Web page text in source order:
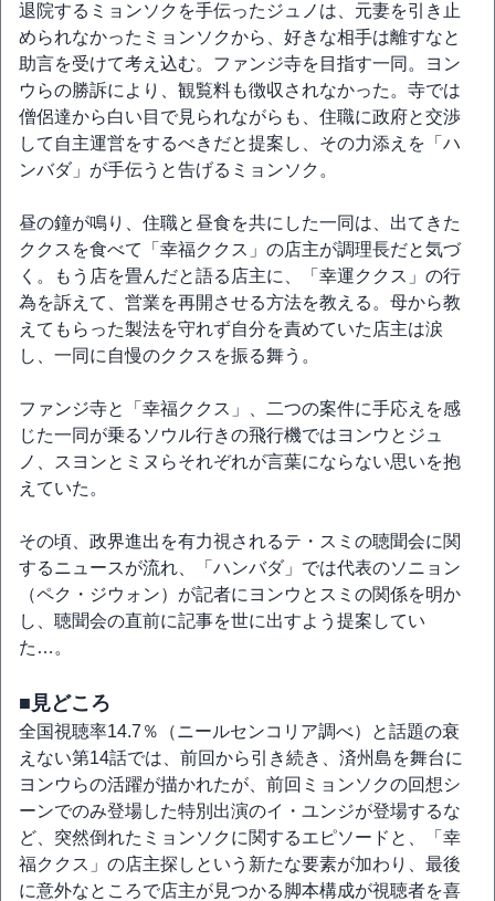
退院するミョンソクを手伝ったジュノは、元妻を引き止
められなかったミョンソクから、好きな相手は離すなと
助言を受けて考え込む。ファンジ寺を目指す一同。ヨン
ウらの勝訴により、観覧料も徴収されなかった。寺では
僧侶達から白い目で見られながらも、住職に政府と交渉
して自主運営をするべきだと提案し、その力添えを「ハ
ンバダ」が手伝うと告げるミョンソク。
昼の鐘が鳴り、住職と昼食を共にした一同は、出てきた
ククスを食べて「幸福ククス」の店主が調理長だと気づ
く。もう店を畳んだと語る店主に、「幸運ククス」の行
為を訴えて、営業を再開させる方法を教える。母から教
えてもらった製法を守れず自分を責めていた店主は涙
し、一同に自慢のククスを振る舞う。
ファンジ寺と「幸福ククス」、二つの案件に手応えを感
じた一同が乗るソウル行きの飛行機ではヨンウとジュ
ノ、スヨンとミヌらそれぞれが言葉にならない思いを抱
えていた。
その頃、政界進出を有力視されるテ・スミの聴聞会に関
するニュースが流れ、「ハンバダ」では代表のソニョン
（ペク・ジウォン）が記者にヨンウとスミの関係を明か
し、聴聞会の直前に記事を世に出すよう提案してい
た…。
■見どころ
全国視聴率14.7％（ニールセンコリア調べ）と話題の衰
えない第14話では、前回から引き続き、済州島を舞台に
ヨンウらの活躍が描かれたが、前回ミョンソクの回想シ
ーンでのみ登場した特別出演のイ・ユンジが登場するな
ど、突然倒れたミョンソクに関するエピソードと、「幸
福ククス」の店主探しという新たな要素が加わり、最後
に意外なところで店主が見つかる脚本構成が視聴者を喜